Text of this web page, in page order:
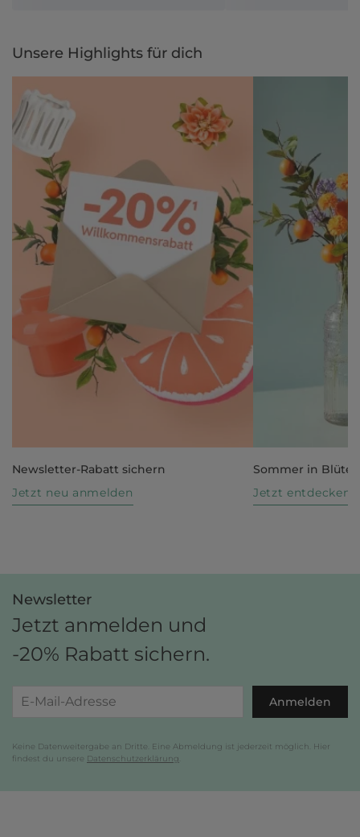
Unsere Highlights für dich
Newsletter-Rabatt sichern
Jetzt neu anmelden
Sommer in Blüte
Jetzt entdecken
Newsletter
Jetzt anmelden und
-20% Rabatt sichern.
Anmelden
Keine Datenweitergabe an Dritte. Eine Abmeldung ist jederzeit möglich. Hier
findest du unsere Datenschutzerklärung